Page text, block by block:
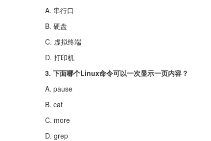
A. 串行口
B. 硬盘
C. 虚拟终端
D. 打印机
3. 下面哪个Linux命令可以一次显示一页内容？
A. pause
B. cat
C. more
D. grep